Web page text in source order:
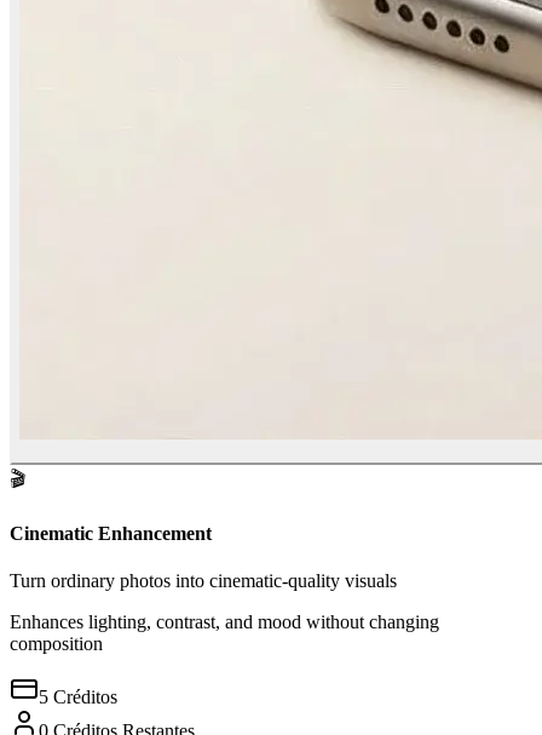
🎬
Cinematic Enhancement
Turn ordinary photos into cinematic-quality visuals
Enhances lighting, contrast, and mood without changing
composition
5 Créditos